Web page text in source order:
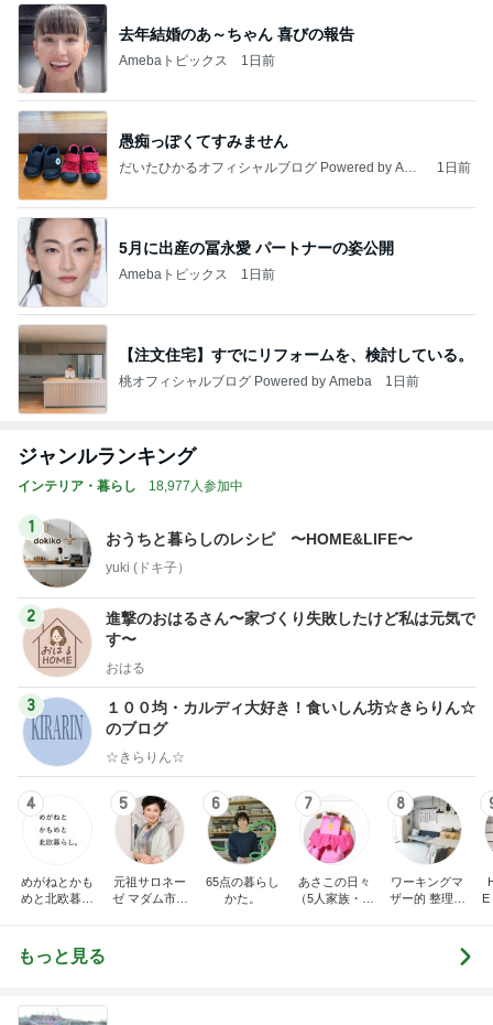
去年結婚のあ～ちゃん 喜びの報告
Amebaトピックス 1日前
愚痴っぽくてすみません
だいたひかるオフィシャルブログ Powered by Ame
1日前
5月に出産の冨永愛 パートナーの姿公開
Amebaトピックス 1日前
【注文住宅】すでにリフォームを、検討している。
桃オフィシャルブログ Powered by Ameba 1日前
ジャンルランキング
インテリア・暮らし 18,977人参加中
1
おうちと暮らしのレシピ 〜HOME&LIFE〜
yuki (ドキ子）
2
進撃のおはるさん〜家づくり失敗したけど私は元気で
す〜
おはる
3
１００均・カルディ大好き！食いしん坊☆きらりん☆
のブログ
☆きらりん☆
4
めがねとかも
めと北欧暮ら
5
元祖サロネー
ゼ マダム市川
6
65点の暮らし
かた。
7
あさこの日々
（5人家族・投
8
ワーキングマ
ザー的 整理収
E
もっと見る